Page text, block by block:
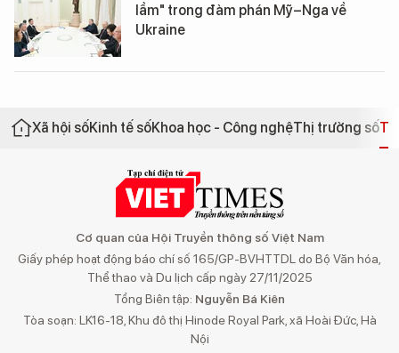
lầm" trong đàm phán Mỹ–Nga về
Ukraine
Xã hội sốKinh tế sốKhoa học - Công nghệThị trường số
Cơ quan của Hội Truyền thông số Việt Nam
Giấy phép hoạt động báo chí số 165/GP-BVHTTDL do Bộ Văn hóa,
Thể thao và Du lịch cấp ngày 27/11/2025
Tổng Biên tập: Nguyễn Bá Kiên
Tòa soạn: LK16-18, Khu đô thị Hinode Royal Park, xã Hoài Đức, Hà
Nội